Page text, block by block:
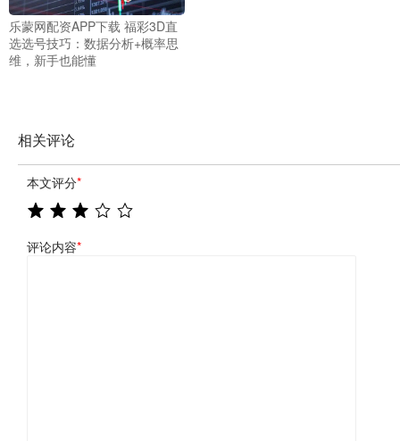
乐蒙网配资APP下载 福彩3D直
选选号技巧：数据分析+概率思
维，新手也能懂
相关评论
本文评分*
评论内容*